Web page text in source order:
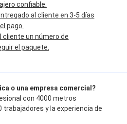
confiable.
al cliente en 3-5 días
pago.
cliente un número de
el paquete.
o una empresa comercial?
con 4000 metros
trabajadores y la experiencia de